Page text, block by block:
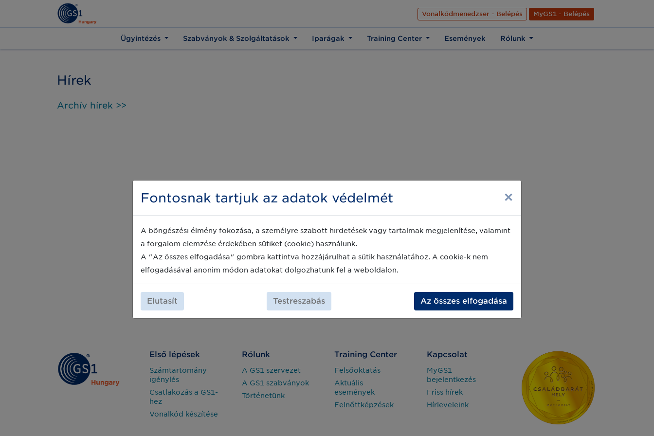
Az üzleti élet közös nyelve Hírek Kapcsolat Rólunk
EN
Vonalkódmenedzser - Belépés
MyGS1 - Belépés
Ügyintézés Szabványok & Szolgáltatások Iparágak Training Center Események Rólunk
Hírek
Archív hírek >>
Első lépések
Számtartomány
igénylés
Csatlakozás a GS1-
hez
Vonalkód készítése
Rólunk
A GS1 szervezet
A GS1 szabványok
Történetünk
Training Center
Felsőoktatás
Aktuális
események
Felnőttképzések
Kapcsolat
MyGS1
bejelentkezés
Friss hírek
Hírleveleink
Fontosnak tartjuk az adatok védelmét ×
A böngészési élmény fokozása, a személyre szabott hirdetések vagy tartalmak megjelenítése, valamint
a forgalom elemzése érdekében sütiket (cookie) használunk.
A "Az összes elfogadása" gombra kattintva hozzájárulhat a sütik használatához. A cookie-k nem
elfogadásával anonim módon adatokat dolgozhatunk fel a weboldalon.
Elutasít Testreszabás Az összes elfogadása